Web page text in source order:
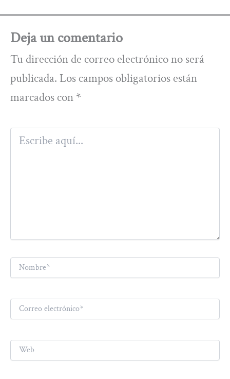
Deja un comentario
Tu dirección de correo electrónico no será
publicada. Los campos obligatorios están
marcados con *
Escribe
aquí...
Nombre*
Correo
electrónico*
Web